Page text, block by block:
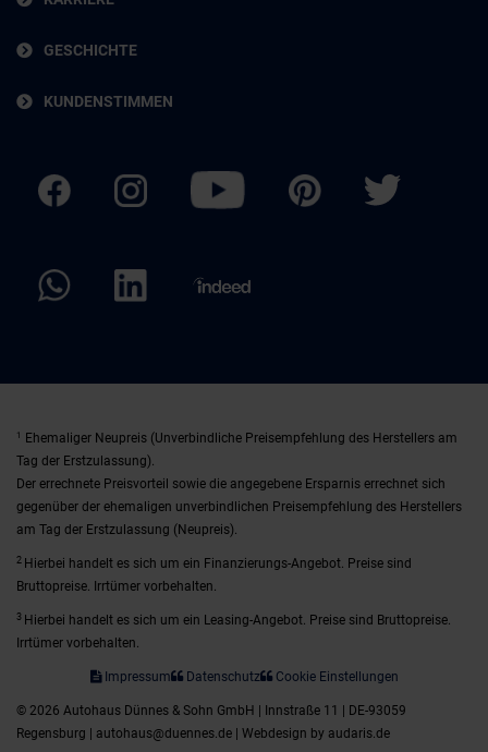
GESCHICHTE
KUNDENSTIMMEN
1
Ehemaliger Neupreis (Unverbindliche Preisempfehlung des Herstellers am
Tag der Erstzulassung).
Der errechnete Preisvorteil sowie die angegebene Ersparnis errechnet sich
gegenüber der ehemaligen unverbindlichen Preisempfehlung des Herstellers
am Tag der Erstzulassung (Neupreis).
2 Hierbei handelt es sich um ein Finanzierungs-Angebot. Preise sind
Bruttopreise. Irrtümer vorbehalten.
3 Hierbei handelt es sich um ein Leasing-Angebot. Preise sind Bruttopreise.
Irrtümer vorbehalten.
Impressum Datenschutz Cookie Einstellungen
© 2026 Autohaus Dünnes & Sohn GmbH | Innstraße 11 | DE-93059
Regensburg | autohaus@duennes.de | Webdesign by audaris.de